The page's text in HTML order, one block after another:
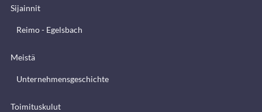
Sijainnit
Reimo - Egelsbach
Meistä
Unternehmensgeschichte
Toimituskulut